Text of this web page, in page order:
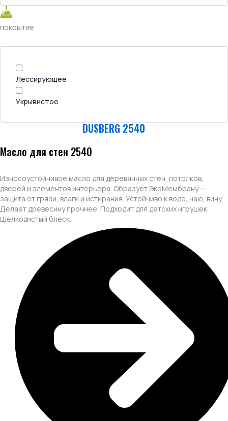
покрытие
Лессирующее
Укрывистое
DUSBERG 2540
Масло для стен 2540
Износоустойчивое масло для деревянных стен, потолков,
дверей и элементов интерьера. Образует ЭкоМембрану —
защита от грязи, влаги и истирания. Устойчиво к воде, чаю, вину.
Делает древесину прочнее. Подходит для детских игрушек.
Шелковистый блеск.